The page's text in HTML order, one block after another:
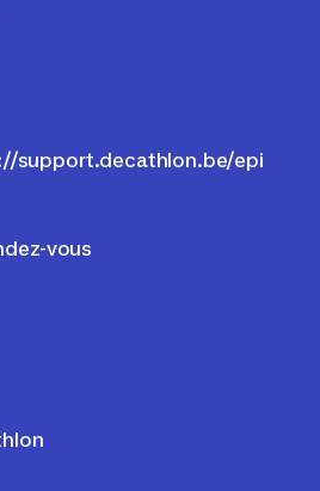
support.decathlon.be/epi
vous